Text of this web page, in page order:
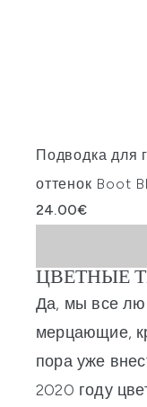
Подводка для
оттенок Boot
24.00€
ЦВЕТНЫЕ
Да, мы все
мерцающие,
пора уже
2020 году